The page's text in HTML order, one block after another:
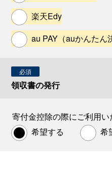
楽天Edy
au PAY（auかんたん
必須
領収書の発行
寄付金控除の際にご利用い
希望する
希